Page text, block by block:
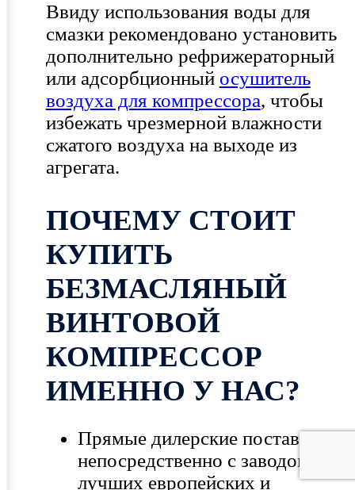
Ввиду использования воды для
смазки рекомендовано установить
дополнительно рефрижераторный
или адсорбционный осушитель
воздуха для компрессора, чтобы
избежать чрезмерной влажности
сжатого воздуха на выходе из
агрегата.
ПОЧЕМУ СТОИТ
КУПИТЬ
БЕЗМАСЛЯНЫЙ
ВИНТОВОЙ
КОМПРЕССОР
ИМЕННО У НАС?
Прямые дилерские поставки
непосредственно с заводов
лучших европейских и